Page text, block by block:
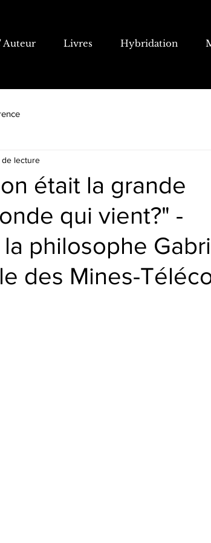
Auteur Livres Hybridation
était la grande
qui vient?" -
philosophe
des Mines-
de lecture